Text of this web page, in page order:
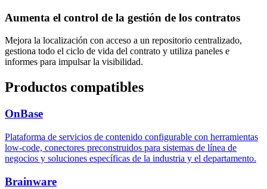
Aumenta el control de la gestión de los contratos
Mejora la localización con acceso a un repositorio centralizado,
gestiona todo el ciclo de vida del contrato y utiliza paneles e
informes para impulsar la visibilidad.
Productos compatibles
OnBase
Plataforma de servicios de contenido configurable con herramientas
low-code, conectores preconstruidos para sistemas de línea de
negocios y soluciones específicas de la industria y el departamento.
Brainware